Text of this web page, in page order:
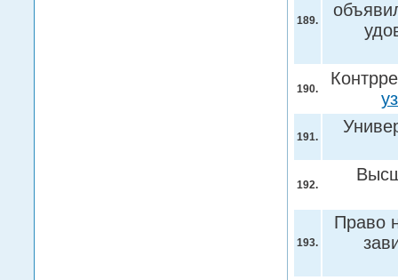
189.
190.
191.
192.
193.
Право